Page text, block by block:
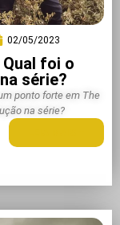
02/05/2023
foi o
série?
ponto forte em The
na série?